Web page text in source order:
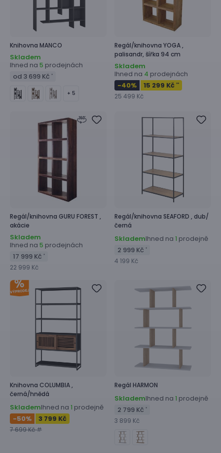
Knihovna MANCO
Skladem
Ihned na 5 prodejnách
od 3 699 Kč *
+ 5
Regál/knihovna YOGA ,
palisandr, šířka 94 cm
Skladem
Ihned na 4 prodejnách
-40% 15 299 Kč **
25 499 Kč
Regál/knihovna GURU FOREST ,
akácie
Skladem
Ihned na 5 prodejnách
17 999 Kč *
22 999 Kč
Regál/knihovna SEAFORD , dub/
černá
SklademIhned na 1 prodejně
2 999 Kč *
4 199 Kč
Knihovna COLUMBIA ,
černá/hnědá
SklademIhned na 1 prodejně
-50% 3 799 Kč
7 699 Kč #
Regál HARMON
SklademIhned na 1 prodejně
2 799 Kč *
3 899 Kč